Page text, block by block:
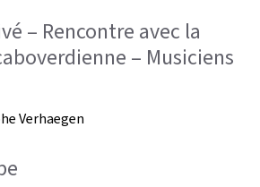
– Rencontre avec la
– Musiciens
Verhaegen